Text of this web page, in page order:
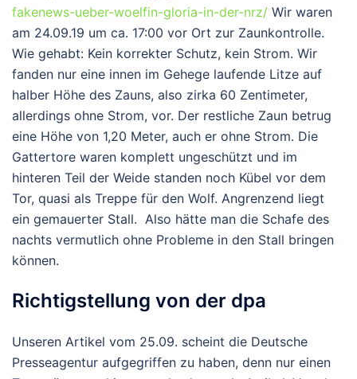
fakenews-ueber-woelfin-gloria-in-der-nrz/ Wir waren
am 24.09.19 um ca. 17:00 vor Ort zur Zaunkontrolle.
Wie gehabt: Kein korrekter Schutz, kein Strom. Wir
fanden nur eine innen im Gehege laufende Litze auf
halber Höhe des Zauns, also zirka 60 Zentimeter,
allerdings ohne Strom, vor. Der restliche Zaun betrug
eine Höhe von 1,20 Meter, auch er ohne Strom. Die
Gattertore waren komplett ungeschützt und im
hinteren Teil der Weide standen noch Kübel vor dem
Tor, quasi als Treppe für den Wolf. Angrenzend liegt
ein gemauerter Stall. Also hätte man die Schafe des
nachts vermutlich ohne Probleme in den Stall bringen
können.
Richtigstellung von der dpa
Unseren Artikel vom 25.09. scheint die Deutsche
Presseagentur aufgegriffen zu haben, denn nur einen